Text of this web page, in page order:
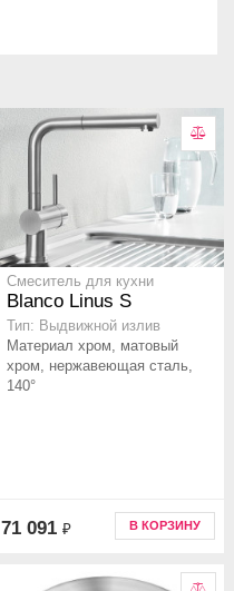
Смеситель для кухни
Blanco Linus S
Тип: Выдвижной излив
Материал хром, матовый
хром, нержавеющая сталь,
140°
71 091 ₽ В КОРЗИНУ